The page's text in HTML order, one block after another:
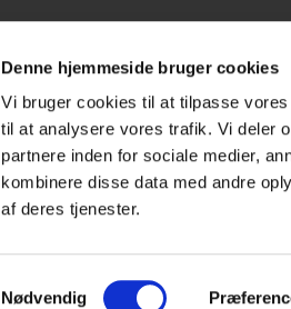
Denne hjemmeside bruger cookies
Vi bruger cookies til at tilpasse
til at analysere vores trafik. Vi deler
partnere inden for sociale medier,
kombinere disse data med andre
af deres tjenester.
Samtykkevalg
Nødvendig